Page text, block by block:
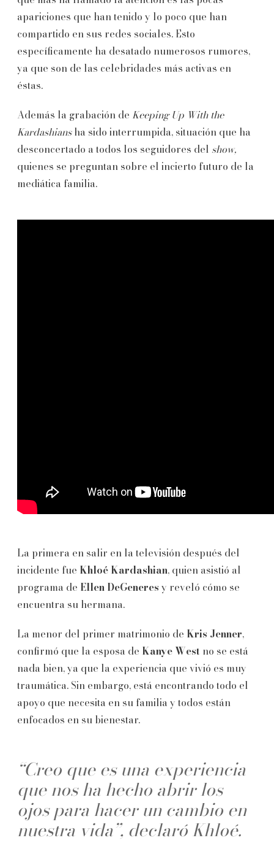
apariciones que han tenido y lo poco que han
compartido en sus redes sociales. Esto
específicamente ha desatado numerosos rumores,
ya que son de las celebridades más activas en
éstas.
Además la grabación de Keeping Up With the
Kardashiansha sido interrumpida, situación que ha
desconcertado a todos los seguidores del show,
quienes se preguntan sobre el incierto futuro de la
mediática familia.
La primera en salir en la televisión después del
incidente fue Khloé Kardashian, quien asistió al
programa de Ellen DeGeneres y reveló cómo se
encuentra su hermana.
La menor del primer matrimonio de Kris Jenner,
confirmó que la esposa de Kanye West no se está
nada bien, ya que la experiencia que vivió es muy
traumática. Sin embargo, está encontrando todo el
apoyo que necesita en su familia y todos están
enfocados en su bienestar.
“Creo que es una experiencia
que nos ha hecho abrir los
ojos para hacer un cambio en
nuestra vida”, declaró Khloé.